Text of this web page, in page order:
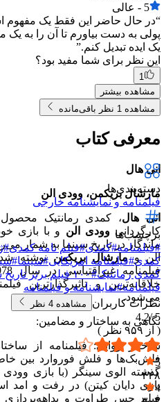
5
- عالی
“در حال حاضر این فقط یک مفهوم
پولی به دست بیاورم تا آن را به یک
یک ایده تبدیل کنم.”
این نظر برای شما مفید بود؟
1
مشاهده بیشتر
مشاهده 1 نظر باقی‌مانده
معرفی کتاب
انی هال
مارشال بریکمن، وودی الن
انی هال
کارگردانیوودی الن و با بازی
ماندگار در تاریخ سینما به شمار
الن ومارشال بریکمن نوشته
خلاقانه‌ترین و تاثیرگذارترین
می‌شود.
نگاهی به ساختار و مضامین:
ساختار روایی: فیلمنامه از
فلش‌بک‌ها و فلش ‌فوروارد بین
گذشته الوی سینگر (با بازی وودی
بازی دایان کیتن) در رفت و امد
فیلم حس طراوت و
دسته‌بندی‌ها
فیلمنامه و نمایشنامه خارجی
برچسب‌ها
#فیلمنامه#کمدی#فیلم نامه کمدی#
کمدی#فیلمنامه امریکایی#سینما#
کمدی رمانتیک#۱۰۰ فیلم برتر تاریخ سینما
فیلمنامه#نمایشنامه و فیلمنامه
نظرات کاربران
مشاهده 4 نظر
5 /
4.2
( از ۹۵۹ نظر )
5
۴۴۸
4